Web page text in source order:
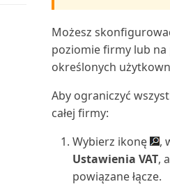
Segment: kontakty
Segment: strona
Serwis: faktura (raport
Serwis: faktura
(raport dokumentu)
Możesz
poziomie firmy lub na
określonych
Aby ograniczyć
całej firmy:
Wybierz ikonę
,
Ustawienia VAT,
powiązane łącze.